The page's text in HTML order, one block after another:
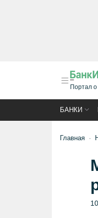
Портал о
БАНКИ
Главная